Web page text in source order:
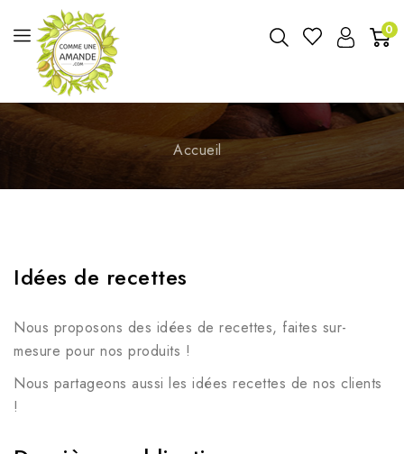
0
Accueil
Idées de recettes
Nous proposons des idées de recettes, faites sur-
mesure pour nos produits !
Nous partageons aussi les idées recettes de nos clients
!